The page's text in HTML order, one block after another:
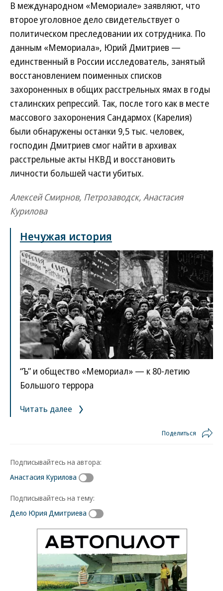
В международном «Мемориале» заявляют, что
второе уголовное дело свидетельствует о
политическом преследовании их сотрудника. По
данным «Мемориала», Юрий Дмитриев —
единственный в России исследователь, занятый
восстановлением поименных списков
захороненных в общих расстрельных ямах в годы
сталинских репрессий. Так, после того как в месте
массового захоронения Сандармох (Карелия)
были обнаружены останки 9,5 тыс. человек,
господин Дмитриев смог найти в архивах
расстрельные акты НКВД и восстановить
личности большей части убитых.
Алексей Смирнов, Петрозаводск, Анастасия
Курилова
Нечужая история
“Ъ” и общество «Мемориал» — к 80-летию
Большого террора
Читать далее
Поделиться
Подписывайтесь на автора:
Анастасия Курилова
Подписывайтесь на тему:
Дело Юрия Дмитриева